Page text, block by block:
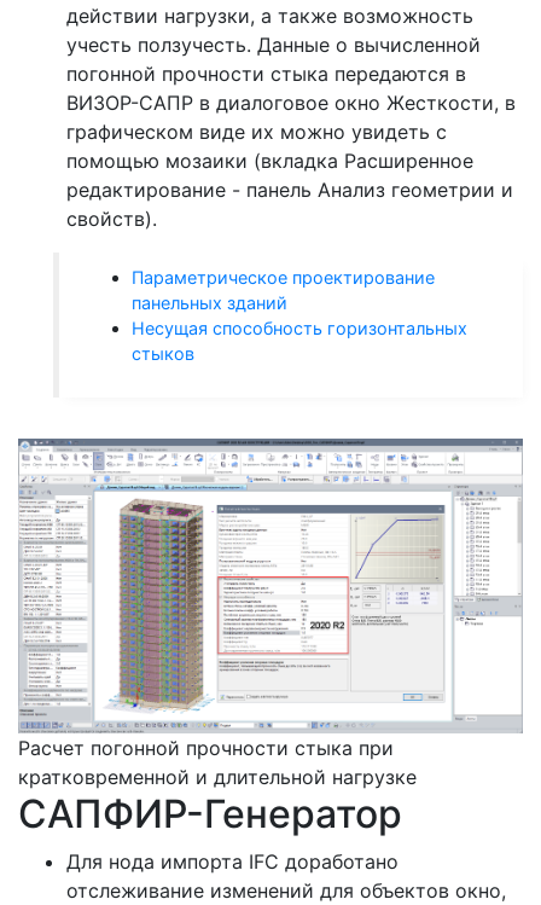
действии нагрузки, а также возможность
учесть ползучесть. Данные о вычисленной
погонной прочности стыка передаются в
ВИЗОР-САПР в диалоговое окно Жесткости, в
графическом виде их можно увидеть с
помощью мозаики (вкладка Расширенное
редактирование - панель Анализ геометрии и
свойств).
Параметрическое проектирование
панельных зданий
Несущая способность горизонтальных
стыков
Расчет погонной прочности стыка при
кратковременной и длительной нагрузке
САПФИР-Генератор
Для нода импорта IFC доработано
отслеживание изменений для объектов окно,